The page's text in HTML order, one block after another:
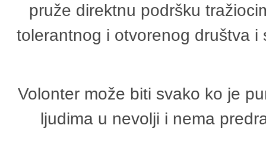
pruže direktnu podršku
tolerantnog i otvorenog društva
Volonter može biti svako ko je
ljudima u nevolji i nema